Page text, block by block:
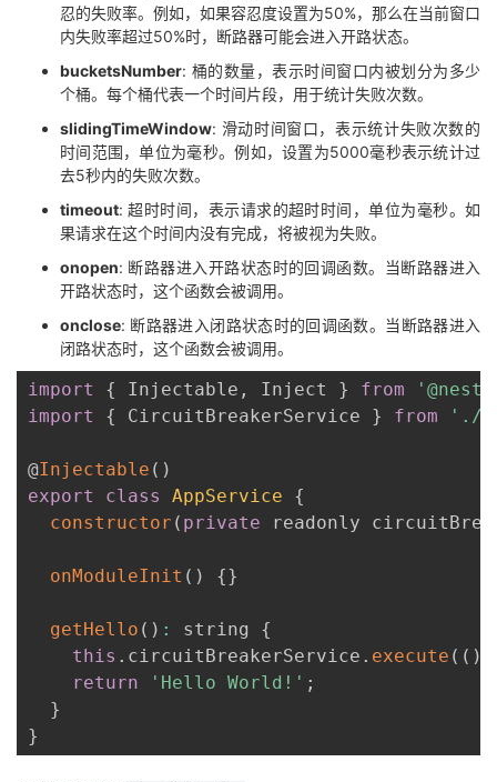
我
的
我
藏
的
我
议
忍的失败率。例如，如果容忍度设置为50%，那么在当前窗口
内失败率超过50%时，断路器可能会进入开路状态。
bucketsNumber: 桶的数量，表示时间窗口内被划分为多少
个桶。每个桶代表一个时间片段，用于统计失败次数。
slidingTimeWindow: 滑动时间窗口，表示统计失败次数的
时间范围，单位为毫秒。例如，设置为5000毫秒表示统计过
去5秒内的失败次数。
timeout: 超时时间，表示请求的超时时间，单位为毫秒。如
果请求在这个时间内没有完成，将被视为失败。
onopen: 断路器进入开路状态时的回调函数。当断路器进入
开路状态时，这个函数会被调用。
onclose: 断路器进入闭路状态时的回调函数。当断路器进入
闭路状态时，这个函数会被调用。
import { Injectable , Inject } from
import
{ CircuitBreakerService } from './
@Injectable ( )
export
class AppService
{
constructor ( private readonly
onModuleInit ( ) {}
getHello ( ) : string {
this . circuitBreakerService . execute ( ( )
return
'Hello World!' ;
}
}